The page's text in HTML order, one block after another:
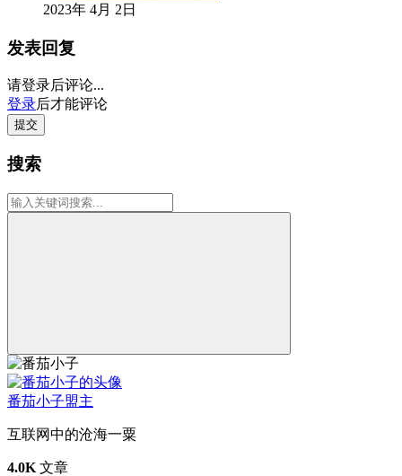
2023年 4月 2日
发表回复
请登录后评论...
登录后才能评论
提交
搜索
番茄小子盟主
互联网中的沧海一粟
4.0K 文章